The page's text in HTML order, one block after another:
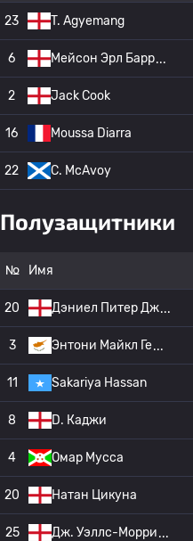
23 T. Agyemang
6 Мейсон Эрл Барр
2 Jack Cook
16 Moussa Diarra
22 C. McAvoy
Полузащитники
№ Имя
20 Дэниел Питер Дж
3 Энтони Майкл Ге
11 Sakariya Hassan
8 D. Каджи
4 Омар Мусса
20 Натан Цикуна
25 Дж. Уэллс-Морри